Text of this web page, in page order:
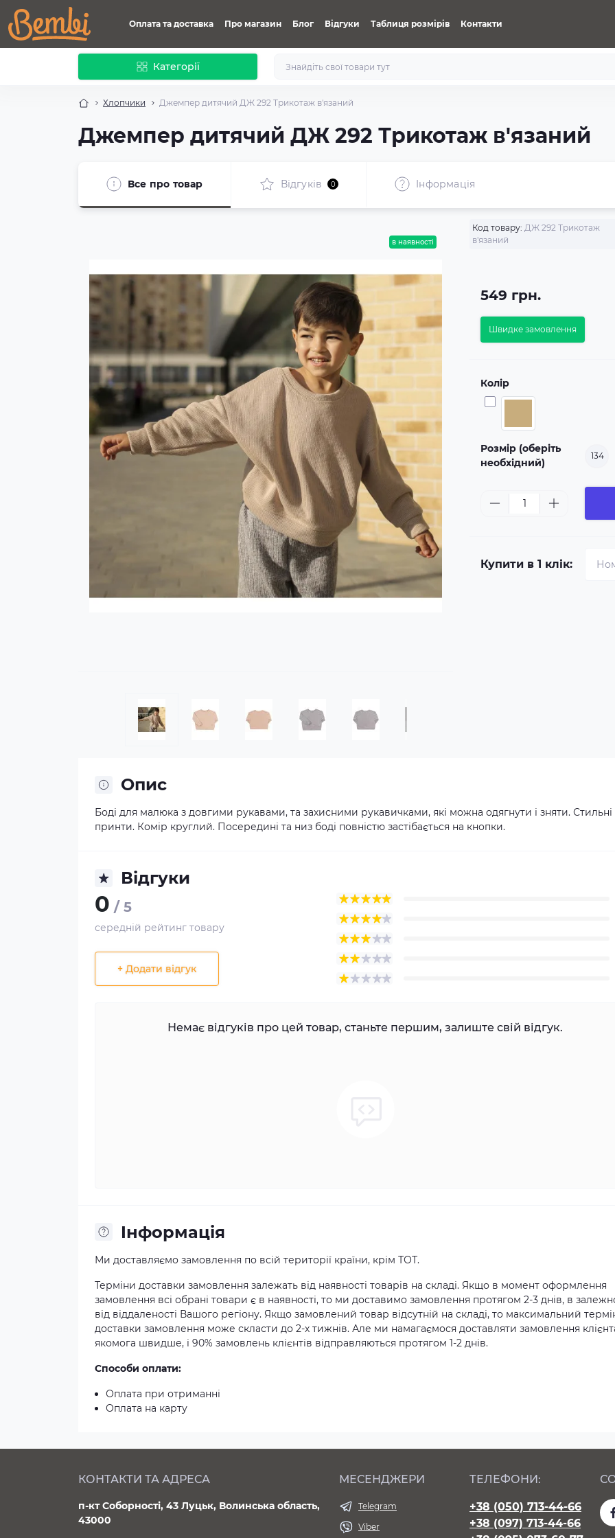
Оплата та доставка Про магазин Блог Відгуки Таблиця розмірів Контакти
Категорії
Хлопчики Джемпер дитячий ДЖ 292 Трикотаж в'язаний
Джемпер дитячий ДЖ 292 Трикотаж в'язаний
Все про товар Відгуків 0 Iнформація
в наявності
Код товару: ДЖ 292 Трикотаж
в'язаний
549 грн.
Швидке замовлення
Колір
Розмір (оберіть
необхідний)
134
Купити в 1 клік:
Опис
Боді для малюка з довгими рукавами, та захисними рукавичками, які можна одягнути і зняти. Стильні
принти. Комір круглий. Посередині та низ боді повністю застібається на кнопки.
Відгуки
0 / 5
середній рейтинг товару
+ Додати відгук
Немає відгуків про цей товар, станьте першим, залиште свій відгук.
Iнформація
Ми доставляємо замовлення по всій території країни, крім ТОТ.
Терміни доставки замовлення залежать від наявності товарів на складі. Якщо в момент оформлення
замовлення всі обрані товари є в наявності, то ми доставимо замовлення протягом 2-3 днів, в
від віддаленості Вашого регіону. Якщо замовлений товар відсутній на складі, то максимальний
доставки замовлення може скласти до 2-х тижнів. Але ми намагаємося доставляти замовлення
якомога швидше, і 90% замовлень клієнтів відправляються протягом 1-2 днів.
Способи оплати:
Оплата при отриманні
Оплата на карту
КОНТАКТИ ТА АДРЕСА
п-кт Соборності, 43 Луцьк, Волинська область,
43000
МЕСЕНДЖЕРИ
Telegram
Viber
ТЕЛЕФОНИ:
+38 (050) 713-44-66
+38 (097) 713-44-66